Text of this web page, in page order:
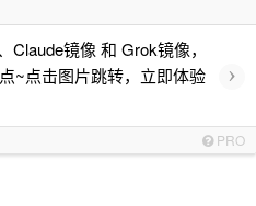
镜像 和 Grok镜像，
~点击图片跳转，立即体验
›
PRO